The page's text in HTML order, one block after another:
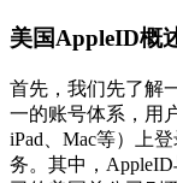
美国AppleID概
首先，我们先了解
一的账号体系，用
iPad、Mac等）上
务。其中，